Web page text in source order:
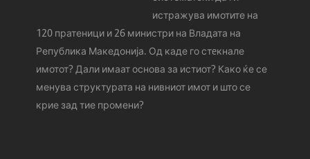
истражува имотите на
120 пратеници и 26 министри на Владата на
Република Македонија. Од каде го стeкнале
имотот? Дали имаат основа за истиот? Како ќе се
менува структурата на нивниот имот и што се
крие зад тие промени?